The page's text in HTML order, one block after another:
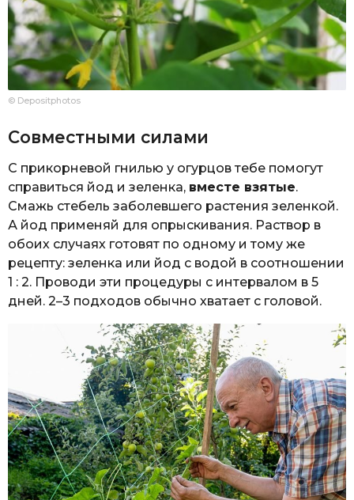
© Depositphotos
Совместными силами
С прикорневой гнилью у огурцов тебе помогут
справиться йод и зеленка, вместе взятые.
Смажь стебель заболевшего растения зеленкой.
А йод применяй для опрыскивания. Раствор в
обоих случаях готовят по одному и тому же
рецепту: зеленка или йод с водой в соотношении
1 : 2. Проводи эти процедуры с интервалом в 5
дней. 2–3 подходов обычно хватает с головой.